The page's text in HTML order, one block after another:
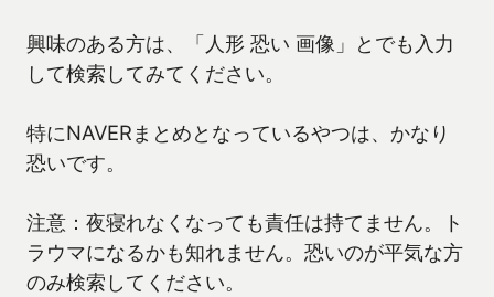
興味のある方は、「人形 恐い 画像」とでも入力
して検索してみてください。
特にNAVERまとめとなっているやつは、かなり
恐いです。
注意：夜寝れなくなっても責任は持てません。ト
ラウマになるかも知れません。恐いのが平気な方
のみ検索してください。